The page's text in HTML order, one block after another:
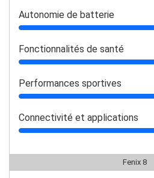
Autonomie de batterie
Fonctionnalités de santé
Performances sportives
Connectivité et applications
Fenix 8